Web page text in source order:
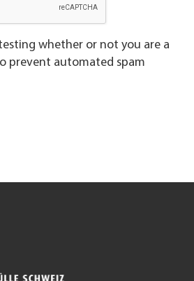
whether or not you are a
prevent automated spam